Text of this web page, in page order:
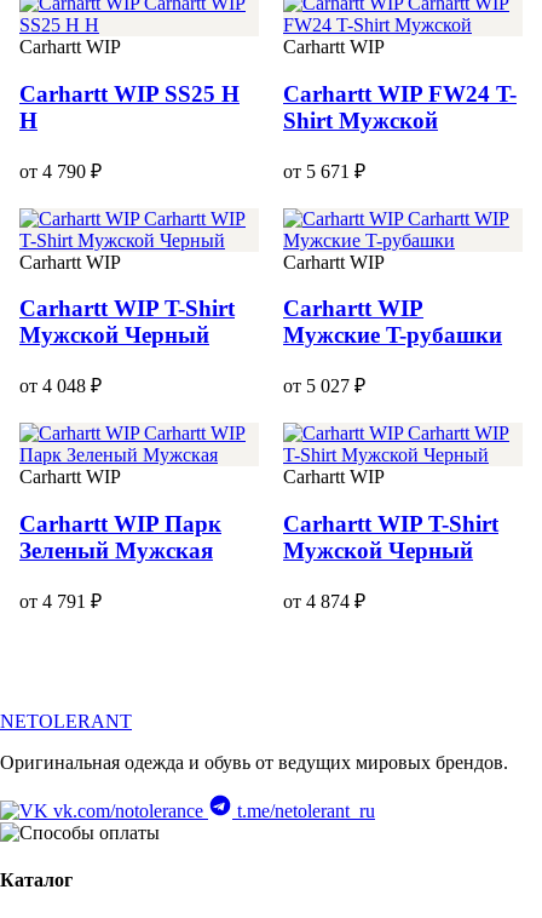
Carhartt WIP
Carhartt WIP SS25 H
H
от 4 790 ₽
Carhartt WIP
Carhartt WIP FW24 T-
Shirt Мужской
от 5 671 ₽
Carhartt WIP
Carhartt WIP T-Shirt
Мужской Черный
от 4 048 ₽
Carhartt WIP
Carhartt WIP
Мужские T-рубашки
от 5 027 ₽
Carhartt WIP
Carhartt WIP Парк
Зеленый Мужская
от 4 791 ₽
Carhartt WIP
Carhartt WIP T-Shirt
Мужской Черный
от 4 874 ₽
NETOLERANT
Оригинальная одежда и обувь от ведущих мировых брендов.
vk.com/notolerance t.me/netolerant_ru
Каталог